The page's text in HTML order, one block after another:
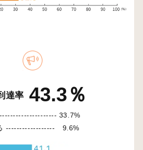
達率 43.3％
33.7%
------------------
9.6%